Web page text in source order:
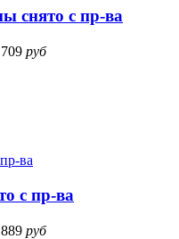
снято с пр-ва
709 руб
с пр-ва
889 руб